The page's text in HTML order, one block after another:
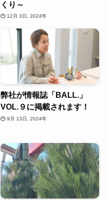
くり～
12月 3日, 2024年
弊社が情報誌「BALL.」
VOL.９に掲載されます！
9月 13日, 2024年